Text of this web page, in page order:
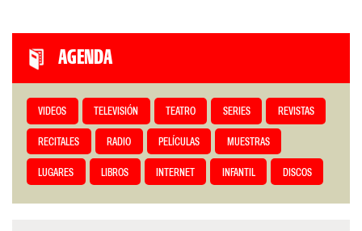
AGENDA
VIDEOS TELEVISIÓN TEATRO SERIES REVISTAS
RECITALES RADIO PELÍCULAS MUESTRAS
LUGARES LIBROS INTERNET INFANTIL DISCOS